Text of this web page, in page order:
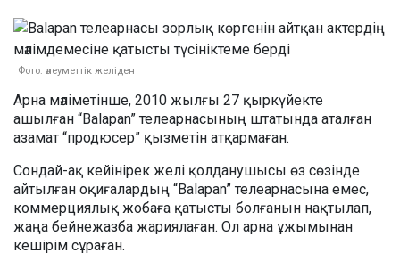
Фото: әлеуметтік желіден
Арна мәліметінше, 2010 жылғы 27 қыркүйекте
ашылған “Balapan” телеарнасының штатында аталған
азамат “продюсер” қызметін атқармаған.
Сондай-ақ кейінірек желі қолданушысы өз сөзінде
айтылған оқиғалардың “Balapan” телеарнасына емес,
коммерциялық жобаға қатысты болғанын нақтылап,
жаңа бейнежазба жариялаған. Ол арна ұжымынан
кешірім сұраған.